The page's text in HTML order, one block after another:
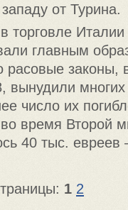
от Турина.
торговле Италии
главным
законы,
вынудили многих
число их
во время Второй
40 тыс.
1 2